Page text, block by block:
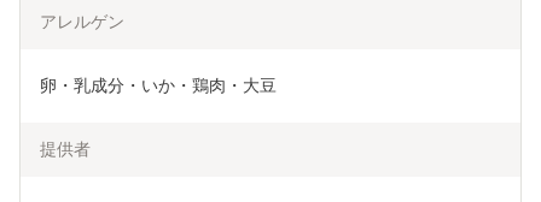
アレルゲン
卵・乳成分・いか・鶏肉・大豆
提供者